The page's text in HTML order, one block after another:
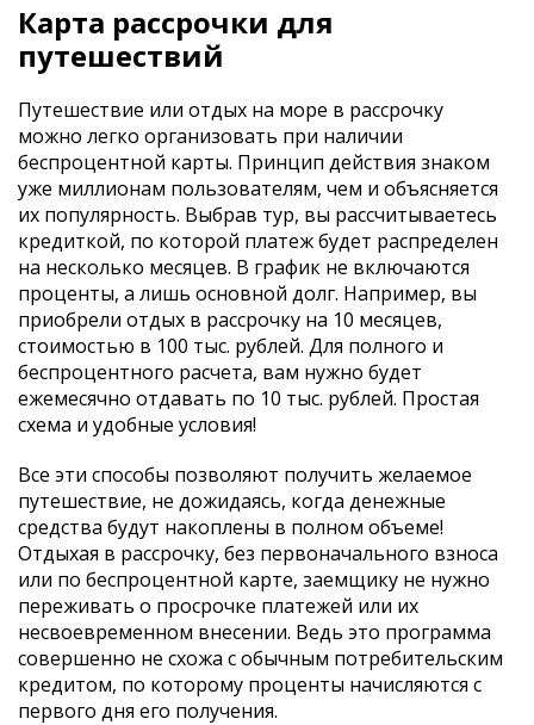
Карта рассрочки для
путешествий
Путешествие или отдых на море в рассрочку
можно легко организовать при наличии
беспроцентной карты. Принцип действия знаком
уже миллионам пользователям, чем и объясняется
их популярность. Выбрав тур, вы рассчитываетесь
кредиткой, по которой платеж будет распределен
на несколько месяцев. В график не включаются
проценты, а лишь основной долг. Например, вы
приобрели отдых в рассрочку на 10 месяцев,
стоимостью в 100 тыс. рублей. Для полного и
беспроцентного расчета, вам нужно будет
ежемесячно отдавать по 10 тыс. рублей. Простая
схема и удобные условия!
Все эти способы позволяют получить желаемое
путешествие, не дожидаясь, когда денежные
средства будут накоплены в полном объеме!
Отдыхая в рассрочку, без первоначального взноса
или по беспроцентной карте, заемщику не нужно
переживать о просрочке платежей или их
несвоевременном внесении. Ведь это программа
совершенно не схожа с обычным потребительским
кредитом, по которому проценты начисляются с
первого дня его получения.